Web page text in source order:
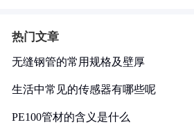
热门文章
无缝钢管的常用规格及壁厚
生活中常见的传感器有哪些呢
PE100管材的含义是什么